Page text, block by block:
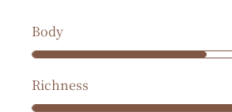
Body
Richness